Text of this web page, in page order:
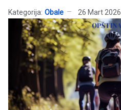
Kategorija: Obale 26 Mart 2026